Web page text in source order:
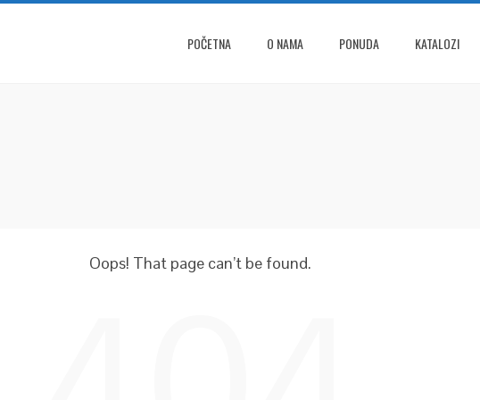
POČETNA O NAMA PONUDA KATALOZI
Oops! That page can’t be found.